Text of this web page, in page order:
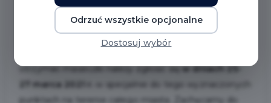
Ponawiamy akcję przekazywania maseczek
mieszkańcom miasta Pruszcz Gdański. Jedno
gospodarstwo domowe otrzyma 50 maseczek w
otrzymać maseczki należy zgłosić sięw dniach 25-
27 marca 2021 r.
punktach na terenie całego miasta. Zachęcamy do
Odrzuć wszystkie opcjonalne
Dostosuj wybór